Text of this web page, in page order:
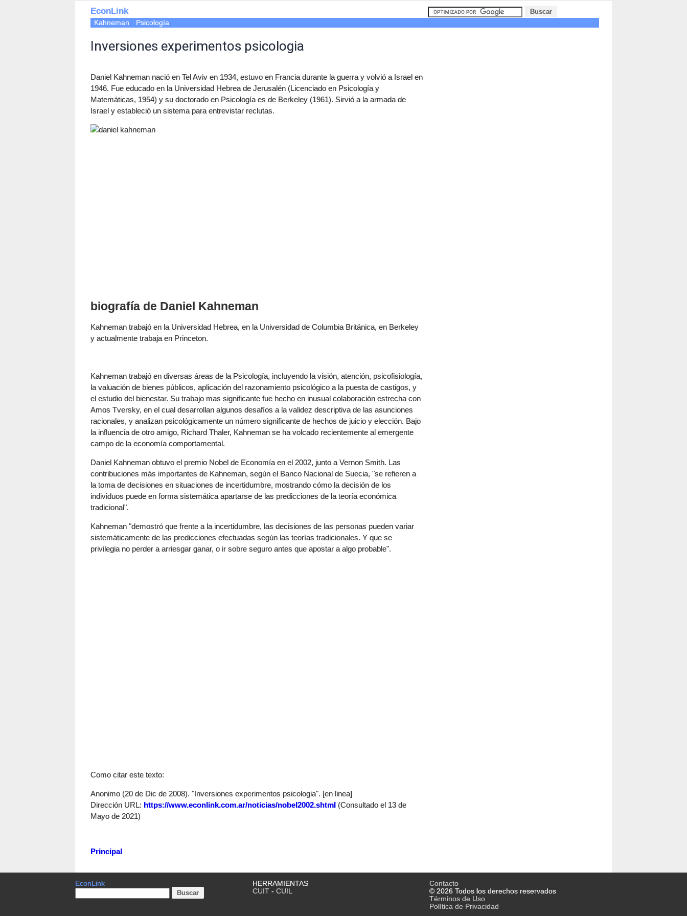
EconLink
Kahneman Psicología
Inversiones experimentos psicologia
Daniel Kahneman nació en Tel Aviv en 1934, estuvo en Francia durante la guerra y volvió a Israel en
1946. Fue educado en la Universidad Hebrea de Jerusalén (Licenciado en Psicología y
Matemáticas, 1954) y su doctorado en Psicología es de Berkeley (1961). Sirvió a la armada de
Israel y estableció un sistema para entrevistar reclutas.
biografía de Daniel Kahneman
Kahneman trabajó en la Universidad Hebrea, en la Universidad de Columbia Británica, en Berkeley
y actualmente trabaja en Princeton.
Kahneman trabajó en diversas áreas de la Psicología, incluyendo la visión, atención, psicofisiología,
la valuación de bienes públicos, aplicación del razonamiento psicológico a la puesta de castigos, y
el estudio del bienestar. Su trabajo mas significante fue hecho en inusual colaboración estrecha con
Amos Tversky, en el cual desarrollan algunos desafíos a la validez descriptiva de las asunciones
racionales, y analizan psicológicamente un número significante de hechos de juicio y elección. Bajo
la influencia de otro amigo, Richard Thaler, Kahneman se ha volcado recientemente al emergente
campo de la economía comportamental.
Daniel Kahneman obtuvo el premio Nobel de Economía en el 2002, junto a Vernon Smith. Las
contribuciones más importantes de Kahneman, según el Banco Nacional de Suecia, "se refieren a
la toma de decisiones en situaciones de incertidumbre, mostrando cómo la decisión de los
individuos puede en forma sistemática apartarse de las predicciones de la teoría económica
tradicional".
Kahneman "demostró que frente a la incertidumbre, las decisiones de las personas pueden variar
sistemáticamente de las predicciones efectuadas según las teorías tradicionales. Y que se
privilegia no perder a arriesgar ganar, o ir sobre seguro antes que apostar a algo probable".
Como citar este texto:
Anonimo (20 de Dic de 2008). "Inversiones experimentos psicologia". [en linea]
Dirección URL: https://www.econlink.com.ar/noticias/nobel2002.shtml (Consultado el 13 de
Mayo de 2021)
Principal
EconLink
HERRAMIENTAS
CUIT- CUIL
Contacto
© 2026 Todos los derechos reservados
Términos de Uso
Política de Privacidad